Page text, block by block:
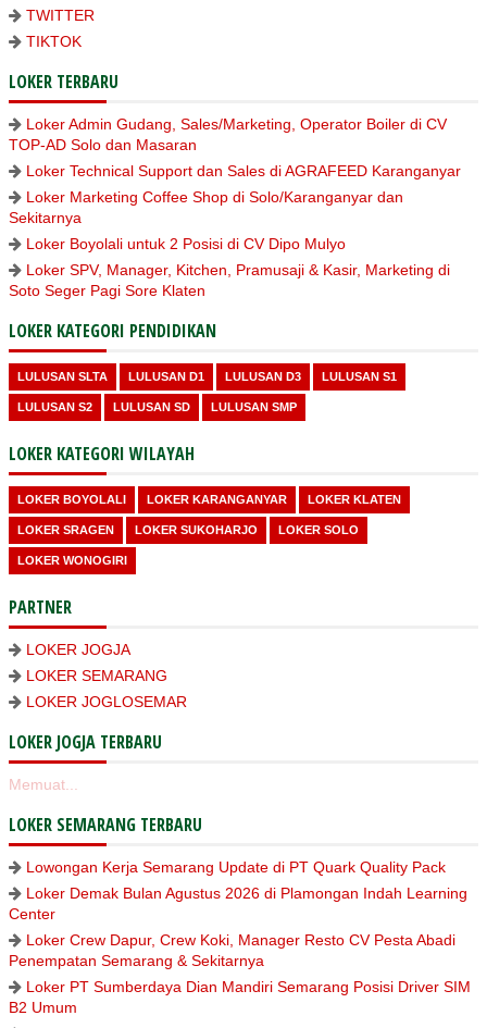
TWITTER
TIKTOK
LOKER TERBARU
Loker Admin Gudang, Sales/Marketing, Operator Boiler di CV
TOP-AD Solo dan Masaran
Loker Technical Support dan Sales di AGRAFEED Karanganyar
Loker Marketing Coffee Shop di Solo/Karanganyar dan
Sekitarnya
Loker Boyolali untuk 2 Posisi di CV Dipo Mulyo
Loker SPV, Manager, Kitchen, Pramusaji & Kasir, Marketing di
Soto Seger Pagi Sore Klaten
LOKER KATEGORI PENDIDIKAN
LULUSAN SLTA LULUSAN D1 LULUSAN D3 LULUSAN S1
LULUSAN S2 LULUSAN SD LULUSAN SMP
LOKER KATEGORI WILAYAH
LOKER BOYOLALI LOKER KARANGANYAR LOKER KLATEN
LOKER SRAGEN LOKER SUKOHARJO LOKER SOLO
LOKER WONOGIRI
PARTNER
LOKER JOGJA
LOKER SEMARANG
LOKER JOGLOSEMAR
LOKER JOGJA TERBARU
Memuat...
LOKER SEMARANG TERBARU
Lowongan Kerja Semarang Update di PT Quark Quality Pack
Loker Demak Bulan Agustus 2026 di Plamongan Indah Learning
Center
Loker Crew Dapur, Crew Koki, Manager Resto CV Pesta Abadi
Penempatan Semarang & Sekitarnya
Loker PT Sumberdaya Dian Mandiri Semarang Posisi Driver SIM
B2 Umum